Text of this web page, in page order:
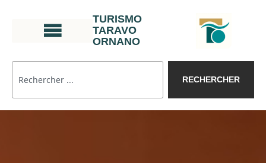
TURISMO
TARAVO
ORNANO
RECHERCHER